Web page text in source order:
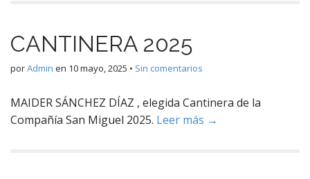
CANTINERA 2025
porAdmin en 10 mayo, 2025 • Sin comentarios
MAIDER SÁNCHEZ DÍAZ , elegida Cantinera de la
Compañía San Miguel 2025. Leer más →